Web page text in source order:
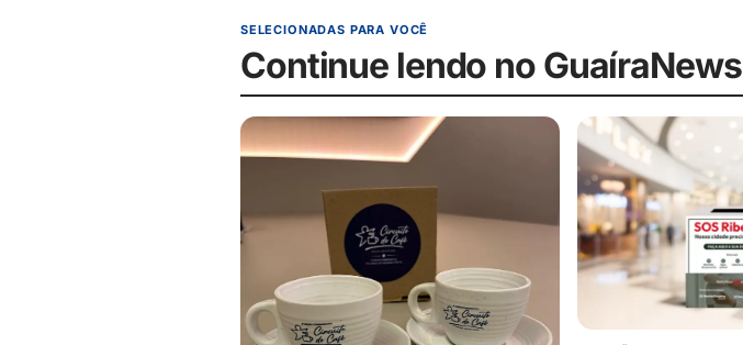
SELECIONADAS PARA VOCÊ
Continue lendo no GuaíraNews